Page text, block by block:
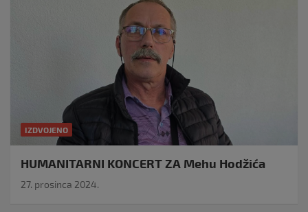
IZDVOJENO
HUMANITARNI KONCERT ZA Mehu Hodžića
27. prosinca 2024.